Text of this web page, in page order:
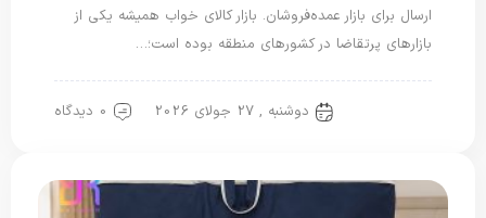
ارسال برای بازار عمده‌فروشان. بازار کالای خواب همیشه یکی از
بازارهای پرتقاضا در کشورهای منطقه بوده است؛…
دوشنبه , 27 جولای 2026 0 دیدگاه